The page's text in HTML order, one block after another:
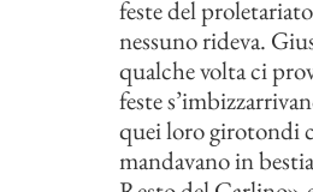
feste del
nessuno rideva.
qualche volta ci
feste
quei loro girotondi
mandavano in